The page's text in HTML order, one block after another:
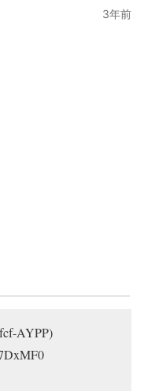
3年前
AYPP)